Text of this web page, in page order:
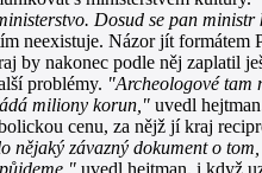
Dosud se pan
neexistuje. Názor jít
by nakonec podle něj zaplatil
problémy. "Archeologové tam
miliony korun," uvedl
cenu, za nějž jí kraj
nějaký závazný dokument o
uvedl hejtman, i když